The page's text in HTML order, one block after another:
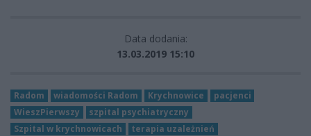
Data dodania:
13.03.2019 15:10
Radom wiadomości Radom Krychnowice
pacjenci
WieszPierwszy
szpital psychiatryczny
Szpital w krychnowicach
terapia uzależnień